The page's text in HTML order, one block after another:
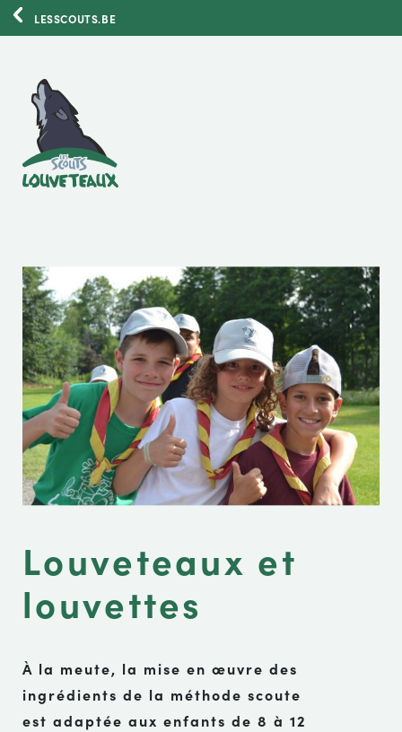
LESSCOUTS.BE
Louveteaux et
louvettes
À la meute, la mise en œuvre des
ingrédients de la méthode scoute
est adaptée aux enfants de 8 à 12